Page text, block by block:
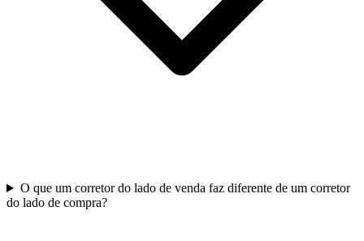
O que um corretor do lado de venda faz diferente de um corretor
do lado de compra?